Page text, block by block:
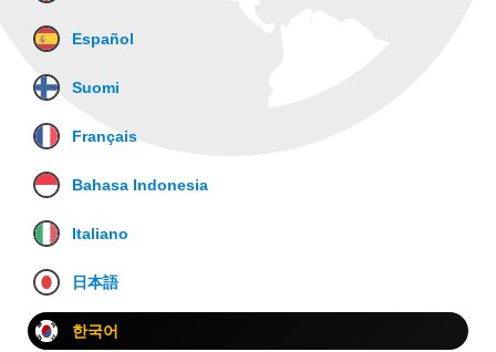
Español
Suomi
Français
Bahasa Indonesia
Italiano
日本語
한국어